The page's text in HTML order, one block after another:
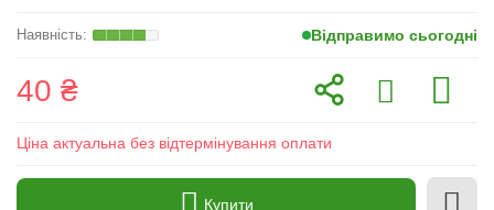
Відправимо сьогодні
40 ₴
Ціна актуальна без відтермінування оплати
Купити